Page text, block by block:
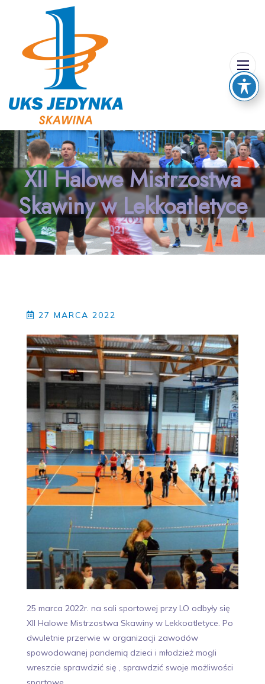
XII Halowe Mistrzostwa
Skawiny w Lekkoatletyce
27 MARCA 2022
25 marca 2022r. na sali sportowej przy LO odbyły się
XII Halowe Mistrzostwa Skawiny w Lekkoatletyce. Po
dwuletnie przerwie w organizacji zawodów
spowodowanej pandemią dzieci i młodzież mogli
wreszcie sprawdzić się , sprawdzić swoje możliwości